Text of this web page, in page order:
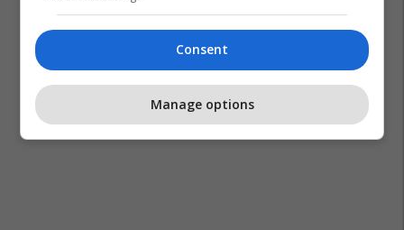
Consent
Manage options